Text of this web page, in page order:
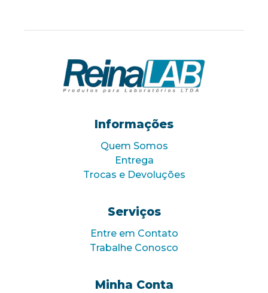
Informações
Quem Somos
Entrega
Trocas e Devoluções
Serviços
Entre em Contato
Trabalhe Conosco
Minha Conta